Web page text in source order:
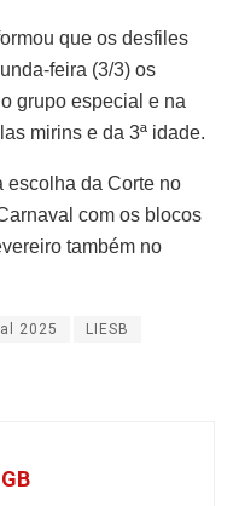
que os desfiles
feira (3/3) os
grupo especial e na
mirins e da 3ª idade.
escolha da Corte no
com os blocos
também no
2025 LIESB